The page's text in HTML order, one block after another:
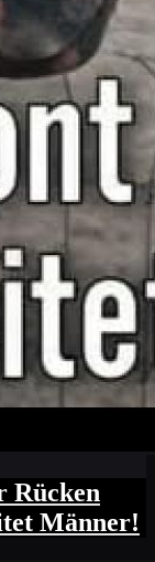
Rücken
Männer!